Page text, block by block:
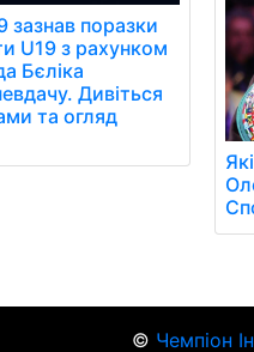
зазнав поразки
U19 з рахунком
Бєліка
Дивіться
та огляд
© Чемпіон